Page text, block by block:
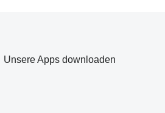
Unsere Apps downloaden